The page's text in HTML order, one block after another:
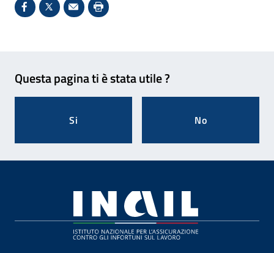
Condividi su Facebook - Sito esterno - Apertura in
X - Sito esterno - Apertura in nuova finestra
Invio Mail: apre il programma di posta
Stampa pagina: scelta meno
Questa pagina ti è stata utile ?
Si No